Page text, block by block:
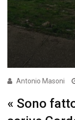
Antonio Masoni
« Sono